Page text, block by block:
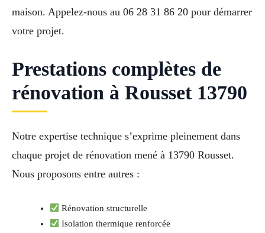
maison. Appelez-nous au 06 28 31 86 20 pour démarrer
votre projet.
Prestations complètes de
rénovation à Rousset 13790
Notre expertise technique s’exprime pleinement dans
chaque projet de rénovation mené à 13790 Rousset.
Nous proposons entre autres :
Rénovation structurelle
Isolation thermique renforcée